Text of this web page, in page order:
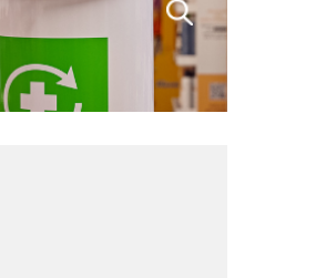
por: